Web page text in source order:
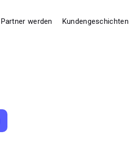
Partner werden Kundengeschichten